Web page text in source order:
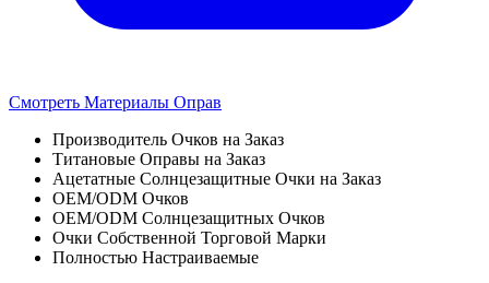
Смотреть Материалы Оправ
Производитель Очков на Заказ
Титановые Оправы на Заказ
Ацетатные Солнцезащитные Очки на Заказ
OEM/ODM Очков
OEM/ODM Солнцезащитных Очков
Очки Собственной Торговой Марки
Полностью Настраиваемые